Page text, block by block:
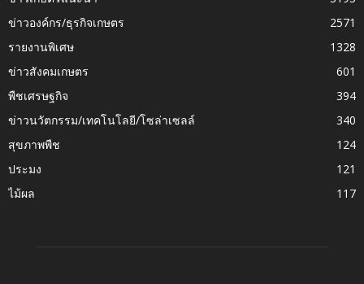
ข่าวองค์กร/ธุรกิจเกษตร
2571
รายงานพิเศษ
1328
ข่าวสังคมเกษตร
601
พืชเศรษฐกิจ
394
ข่าวนวัตกรรม/เทคโนโลยี/โซล่าเซลล์
340
สุขภาพพืช
124
ประมง
121
ไม้ผล
117